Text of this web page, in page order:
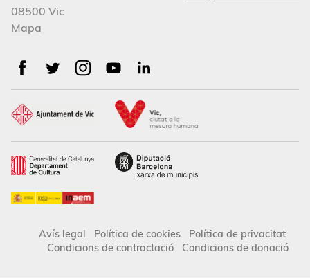
08500 Vic
Mapa
Avís legal Política de cookies
Política de privacitat
Condicions de contractació
Condicions de donació